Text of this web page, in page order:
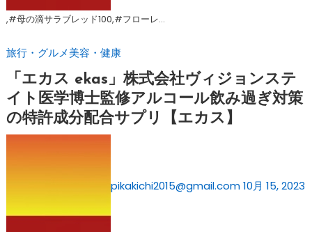
,#母の滴サラブレッド100,#フローレ…
旅行・グルメ美容・健康
「エカス ekas」株式会社ヴィジョンステ
イト医学博士監修アルコール飲み過ぎ対策
の特許成分配合サプリ【エカス】
pikakichi2015@gmail.com10月 15, 2023